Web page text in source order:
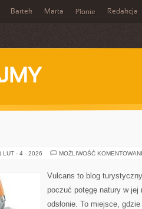
Bartek Marta Płonie Redakcja
LUT - 4 - 2026 MOŻLIWOŚĆ
Vulcans to blog
poczuć potęgę natury w jej
odsłonie. To miejsce,